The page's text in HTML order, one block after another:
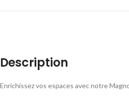
Description
Enrichissez vos espaces avec notre